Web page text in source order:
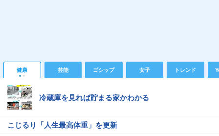
健康 芸能 ゴシップ 女子 トレンド
冷蔵庫を見れば貯まる家かわかる
こじるり「人生最高体重」を更新